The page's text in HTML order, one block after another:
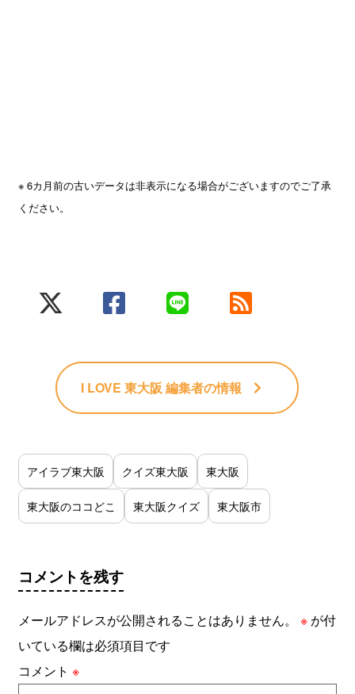
※ 6カ月前の古いデータは非表示になる場合がございますのでご了承
ください。
I LOVE 東大阪 編集者の情報
アイラブ東大阪 クイズ東大阪 東大阪
東大阪のココどこ 東大阪クイズ 東大阪市
コメントを残す
メールアドレスが公開されることはありません。 ※ が付
いている欄は必須項目です
コメント※